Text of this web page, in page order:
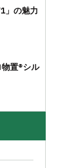
」の魅力
置®︎シル